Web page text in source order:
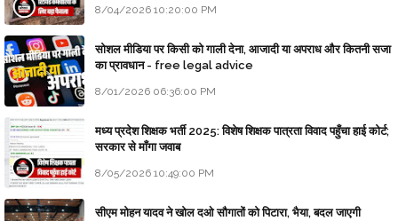
8/04/2026 10:20:00 PM
सोशल मीडिया पर किसी को गाली देना, आजादी या अपराध और कितनी सजा
का प्रावधान - free legal advice
8/01/2026 06:36:00 PM
मध्य प्रदेश शिक्षक भर्ती 2025: विशेष शिक्षक पात्रता विवाद पहुँचा हाई कोर्ट;
सरकार से माँगा जवाब
8/05/2026 10:49:00 PM
सीएम मोहन यादव ने खोल दओ सौगातों को पिटारा, भैया, बदल जाएगी